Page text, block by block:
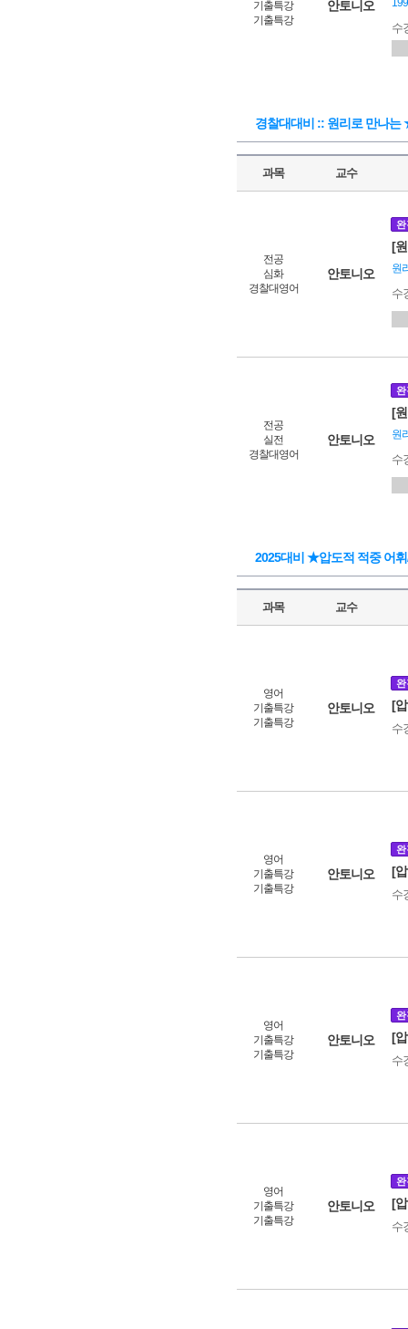
기출특강
기출특강
안토니오
수
경찰대대비 :: 원리로 만나
과목 교수
전공
심화
경찰대영어
안토니오
완
[
원
수
전공
실전
경찰대영어
안토니오
완
[
원
수
2025대비 ★압도적 적중 어
과목 교수
영어
기출특강
기출특강
안토니오
완
[
수
영어
기출특강
기출특강
안토니오
완
[
수
영어
기출특강
기출특강
안토니오
완
[
수
영어
기출특강
기출특강
안토니오
완
[
수